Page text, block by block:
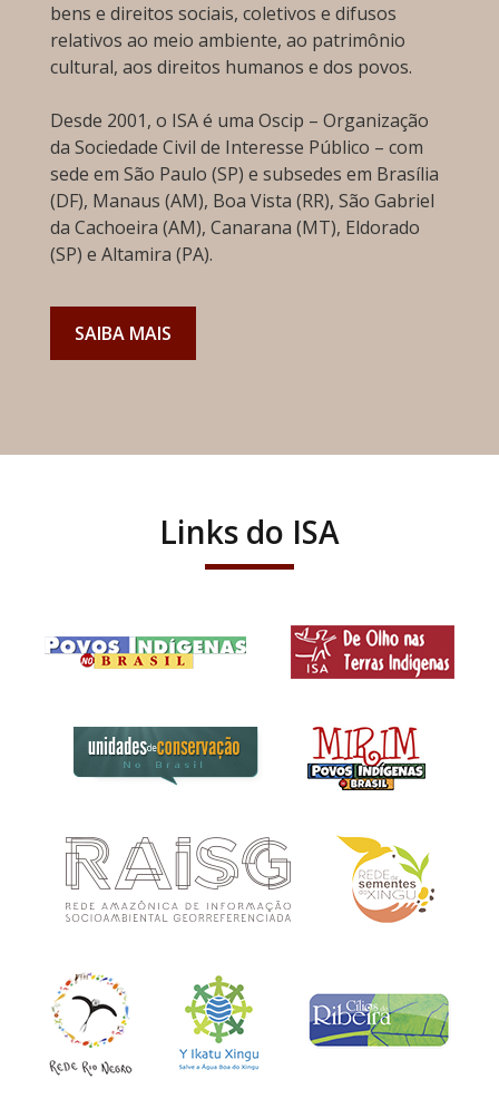
bens e direitos sociais, coletivos e difusos
relativos ao meio ambiente, ao patrimônio
cultural, aos direitos humanos e dos povos.
Desde 2001, o ISA é uma Oscip – Organização
da Sociedade Civil de Interesse Público – com
sede em São Paulo (SP) e subsedes em Brasília
(DF), Manaus (AM), Boa Vista (RR), São Gabriel
da Cachoeira (AM), Canarana (MT), Eldorado
(SP) e Altamira (PA).
SAIBA MAIS
Links do ISA